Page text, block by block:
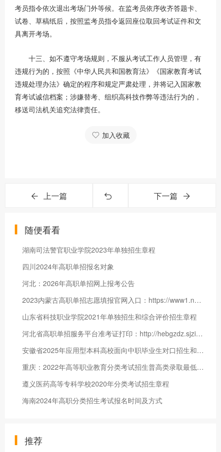
考员指令依次退出考场门外等候。在监考员依序收齐答题卡、
试卷、草稿纸后，按照监考员指令返回座位取回考试证件和文
具离开考场。
十三、如不遵守考场规则，不服从考试工作人员管理，有
违规行为的，按照《中华人民共和国教育法》《国家教育考试
违规处理办法》确定的程序和规定严肃处理，并将记入国家教
育考试诚信档案；涉嫌替考、组织高科技作弊等违法行为的，
移送司法机关追究法律责任。
加入收藏
上一篇 下一篇
随便看看
湖南司法警官职业学院2023年单独招生章程
四川2024年高职单招报名对象
河北：2026年高职单招网上报考公告
2023内蒙古高职单招志愿填报官网入口：https://www1.nm.zsks.cn/gzdz/
山东省科技职业学院2021年单独招生和综合评价招生章程
河北省高职单招服务平台准考证打印：http://hebgzdz.sjziei.com
安徽省2025年应用型本科高校面向中职毕业生对口招生和高等职业院校分类考试招生志愿填报指引
重庆：2022年高等职业教育分类考试招生普高类录取最低控制分数
遵义医药高等专科学校2020年分类考试招生章程
海南2024年高职分类招生考试报名时间及方式
推荐